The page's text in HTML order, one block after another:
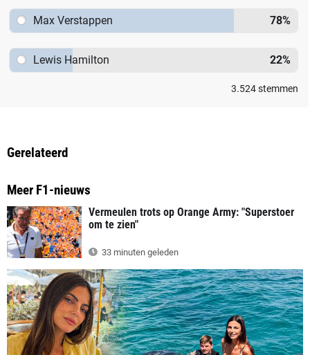
Max Verstappen 78%
Lewis Hamilton 22%
3.524stemmen
Gerelateerd
Meer F1-nieuws
Vermeulen trots op Orange Army: "Superstoer
om te zien"
33 minuten geleden